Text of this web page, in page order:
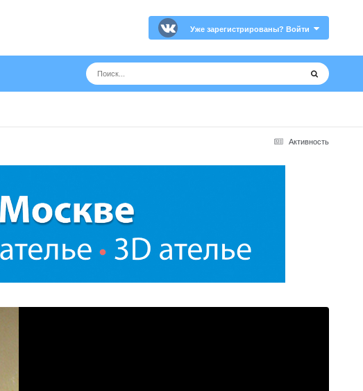
Уже зарегистрированы? Войти
Активность